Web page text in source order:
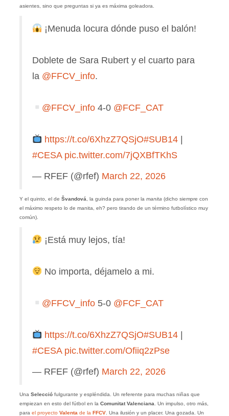
asientes, sino que preguntas si ya es máxima goleadora.
¡Menuda locura dónde puso el balón!
Doblete de Sara Rubert y el cuarto para
la @FFCV_info.
@FFCV_info 4-0 @FCF_CAT
https://t.co/6XhzZ7QSjO#SUB14 |
#CESA pic.twitter.com/7jQXBfTKhS
— RFEF (@rfef) March 22, 2026
Y el quinto, el de Švandová , la guinda para poner la manita (dicho siempre con
el máximo respeto lo de manita, eh? pero tirando de un término futbolístico muy
común).
¡Está muy lejos, tía!
No importa, déjamelo a mi.
@FFCV_info 5-0 @FCF_CAT
https://t.co/6XhzZ7QSjO#SUB14 |
#CESA pic.twitter.com/Ofiiq2zPse
— RFEF (@rfef) March 22, 2026
Una Selecciófulgurante y espléndida. Un referente para muchas niñas que
empiezan en esto del fútbol en la Comunitat Valenciana . Un impulso, otro más,
para el proyecto Valenta de la FFCV. Una ilusión y un placer. Una gozada. Un